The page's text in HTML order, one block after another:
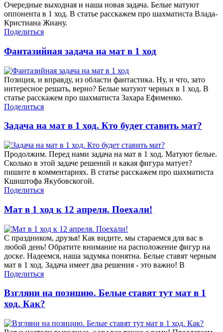
Очередные выходная и наша новая задача. Белые матуют
оппонента в 1 ход. В статье расскажем про шахматиста Влада-
Кристиана Жиану.
Поделиться
Фантазийная задача на мат в 1 ход
Позиция, и вправду, из области фантастика. Ну, и что, зато
интересное решать, верно? Белые матуют черных в 1 ход. В
статье расскажем про шахматиста Захара Ефименко.
Поделиться
Задача на мат в 1 ход. Кто будет ставить мат?
Продолжим. Перед нами задача на мат в 1 ход. Матуют белые.
Сколько в этой задаче решений и какая фигура матует?
пишите в комментариях. В статье расскажем про шахматиста
Кшиштофа Якубовскогой.
Поделиться
Мат в 1 ход к 12 апреля. Поехали!
С праздником, друзья! Как видите, мы стараемся для вас в
любой день! Обратите внимание на расположение фигур на
доске. Надеемся, наша задумка понятна. Белые ставят черным
мат в 1 ход. Задача имеет два решения - это важно! В
Поделиться
Взгляни на позицию. Белые ставят тут мат в 1
ход. Как?